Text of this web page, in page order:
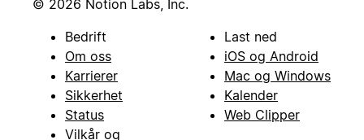
© 2026 Notion Labs, Inc.
Bedrift
Om oss
Karrierer
Sikkerhet
Status
Vilkår og
Last ned
iOS og Android
Mac og Windows
Kalender
Web Clipper